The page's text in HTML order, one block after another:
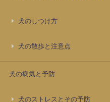
犬のしつけ方
犬の散歩と注意点
犬の病気と予防
犬のストレスとその予防